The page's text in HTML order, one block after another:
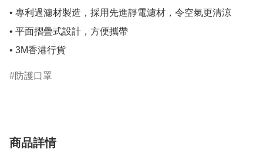
• 專利過濾材製造，採用先進靜電濾材，令空氣更清涼
• 平面摺疊式設計，方便攜帶
• 3M香港行貨
防護口罩
商品詳情